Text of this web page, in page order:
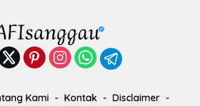
Kami Kontak Disclaimer